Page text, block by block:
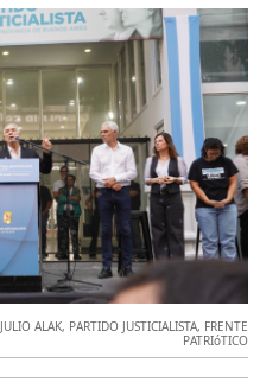
JULIO ALAK, PARTIDO JUSTICIALISTA, FRENTE
PATRIóTICO